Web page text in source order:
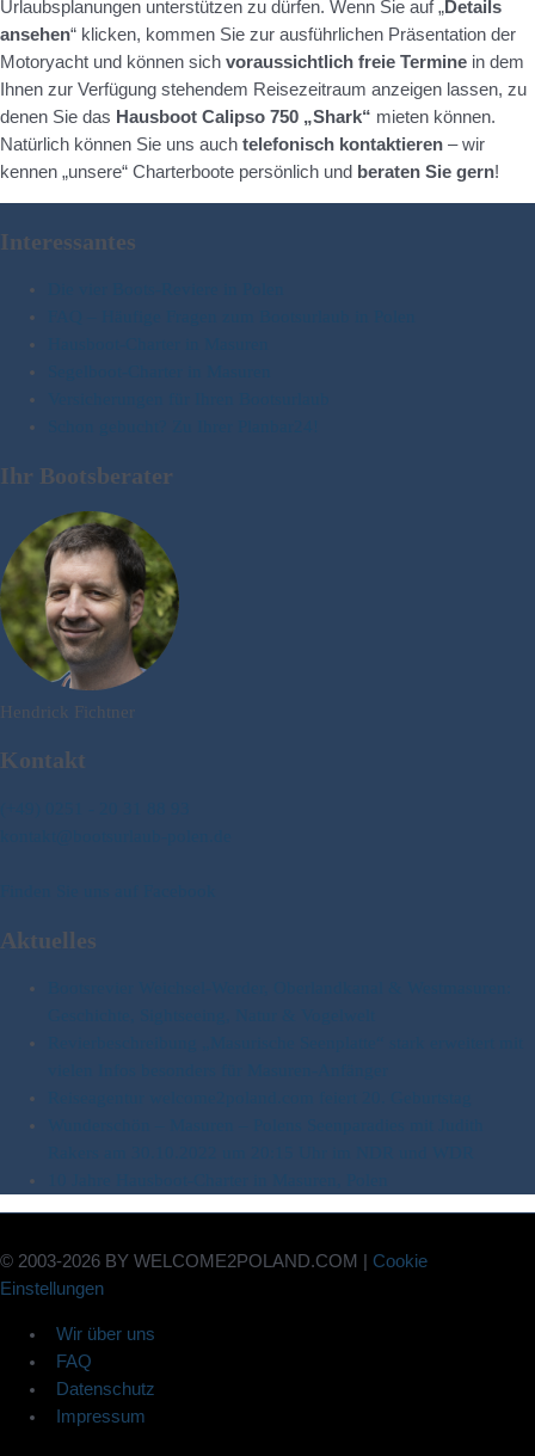
Urlaubsplanungen unterstützen zu dürfen. Wenn Sie auf „Details
ansehen“ klicken, kommen Sie zur ausführlichen Präsentation der
Motoryacht und können sich voraussichtlich freie Termine in dem
Ihnen zur Verfügung stehendem Reisezeitraum anzeigen lassen, zu
denen Sie das Hausboot Calipso 750 „Shark“ mieten können.
Natürlich können Sie uns auch telefonisch kontaktieren – wir
kennen „unsere“ Charterboote persönlich und beraten Sie gern!
Interessantes
Ihr Bootsberater
Hendrick Fichtner
Kontakt
Aktuelles
© 2003-2026 BY WELCOME2POLAND.COM | Cookie
Einstellungen
Wir über uns
FAQ
Datenschutz
Impressum